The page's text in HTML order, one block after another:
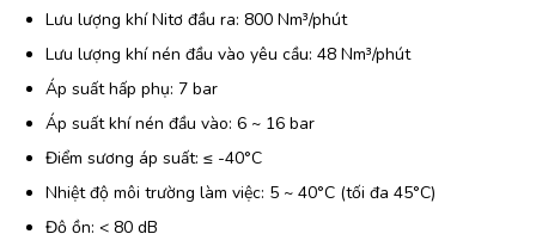
Lưu lượng khí Nitơ đầu ra: 800 Nm³/phút
Lưu lượng khí nén đầu vào yêu cầu: 48 Nm³/phút
Áp suất hấp phụ: 7 bar
Áp suất khí nén đầu vào: 6 ~ 16 bar
Điểm sương áp suất: ≤ -40°C
Nhiệt độ môi trường làm việc: 5 ~ 40°C (tối đa 45°C)
Độ ồn: < 80 dB